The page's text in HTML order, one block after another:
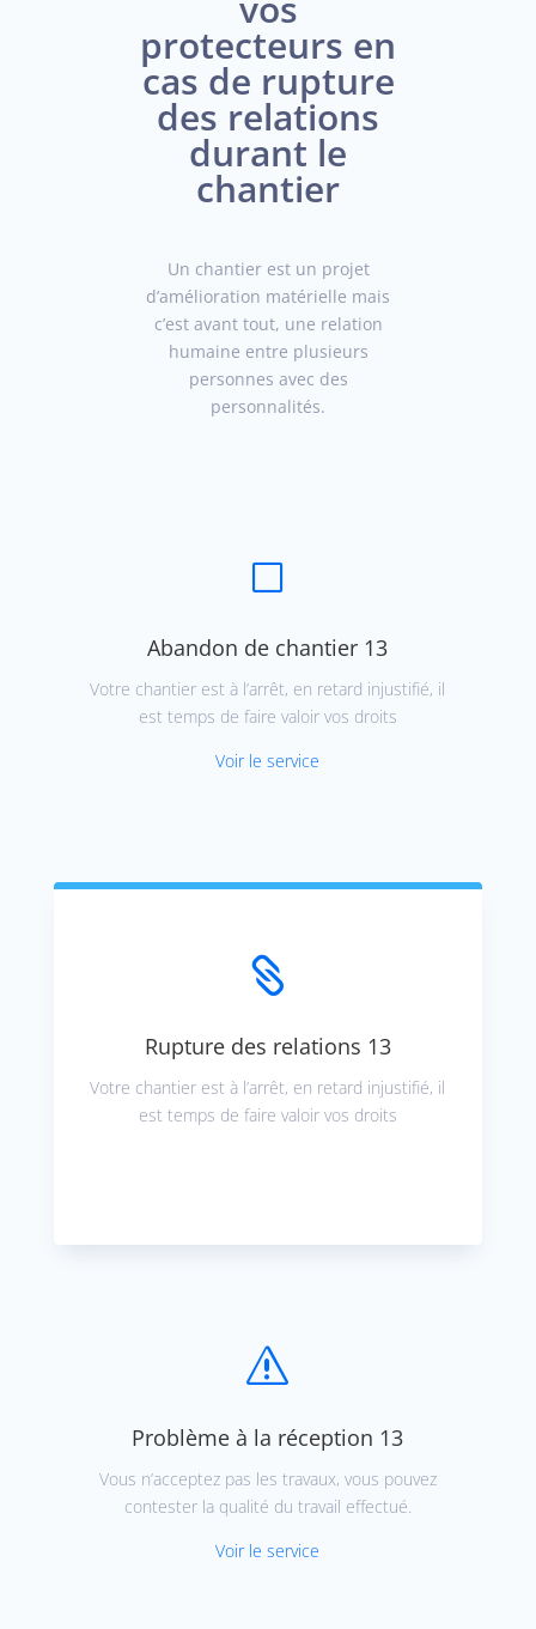
protecteurs en
cas de rupture
des relations
durant le
chantier
Un chantier est un projet
d’amélioration matérielle mais
c’est avant tout, une relation
humaine entre plusieurs
personnes avec des
personnalités.
V
Abandon de chantier 13
Votre chantier est à l’arrêt, en retard injustifié, il
est temps de faire valoir vos droits
Voir le service

Rupture des relations 13
Votre chantier est à l’arrêt, en retard injustifié, il
est temps de faire valoir vos droits
s
Problème à la réception 13
Vous n’acceptez pas les travaux, vous pouvez
contester la qualité du travail effectué.
Voir le service